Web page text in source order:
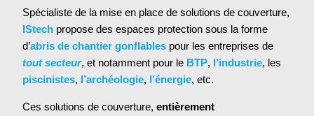
Spécialiste de la mise en place de solutions de couverture,
IStech propose des espaces protection sous la forme
d’abris de chantier gonflables pour les entreprises de
tout secteur, et notamment pour le BTP, l’industrie, les
piscinistes, l’archéologie, l’énergie, etc.
Ces solutions de couverture, entièrement